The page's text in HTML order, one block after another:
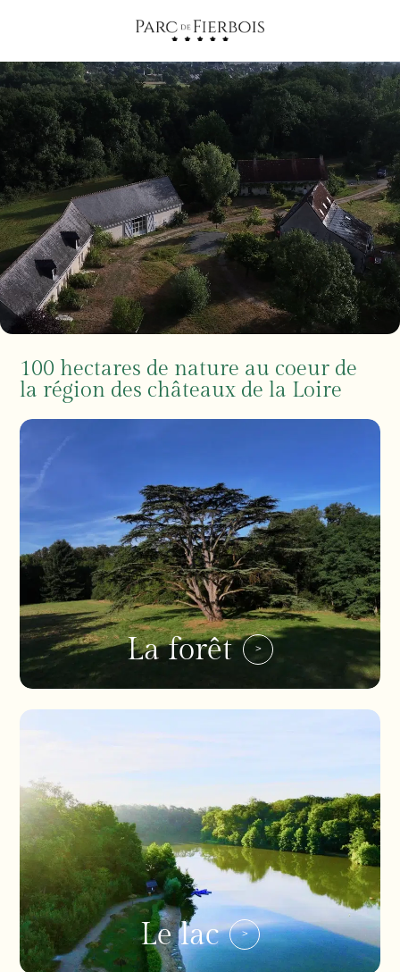
100 hectares de nature au coeur de
la région des châteaux de la Loire
La forêt
Le lac